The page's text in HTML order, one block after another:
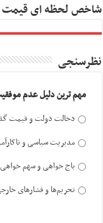
شاخص لحظه ای قیمت
نظرسنجی
مهم ترین دلیل عدم
دخالت دولت و قیمت
مدیریت سیاسی و
باج خواهی و سهم
تحریم‌ها و فشارهای